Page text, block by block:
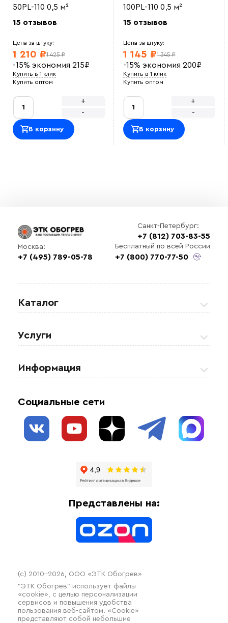
50PL-110 0,5 м²
15 отзывов
Цена за штуку:
1 425 ₽
1 210 ₽
-15% экономия 215₽
Купить в 1 клик
Купить оптом
-
+
В корзину
100PL-110 0,5 м²
15 отзывов
Цена за штуку:
1 345 ₽
1 145 ₽
-15% экономия 200₽
Купить в 1 клик
Купить оптом
-
+
В корзину
Санкт-Петербург:
+7 (812) 703-83-55
Москва:
+7 (495) 789-05-78
Бесплатный по всей России
+7 (800) 770-77-50
Каталог
Регулирующая аппаратура
Взрывозащищенное оборудование
Системы защиты от протечки
Отопительное оборудование
Услуги
Обогрев резервуаров
Обогрев трубопроводов
Информация
Блог
Социальные сети
Представлены на:
(c) 2010–2026, ООО «ЭТК Обогрев»
“ЭТК Обогрев” использует файлы
«cookie», с целью персонализации
сервисов и повышения удобства
пользования веб-сайтом. «Cookie»
представляют собой небольшие